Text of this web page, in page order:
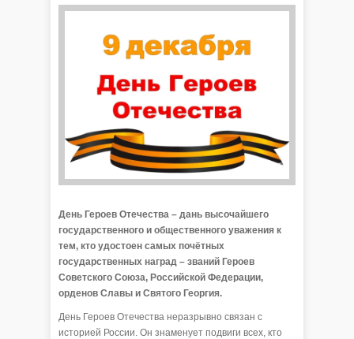
День Героев Отечества – дань высочайшего
государственного и общественного уважения к
тем, кто удостоен самых почётных
государственных наград – званий Героев
Советского Союза, Российской Федерации,
орденов Славы и Святого Георгия.
День Героев Отечества неразрывно связан с
историей России. Он знаменует подвиги всех, кто